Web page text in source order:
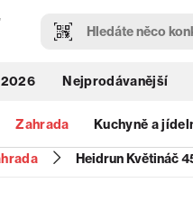
Nejprodávanější
Zahrada Kuchyně a
Heidrun Květináč